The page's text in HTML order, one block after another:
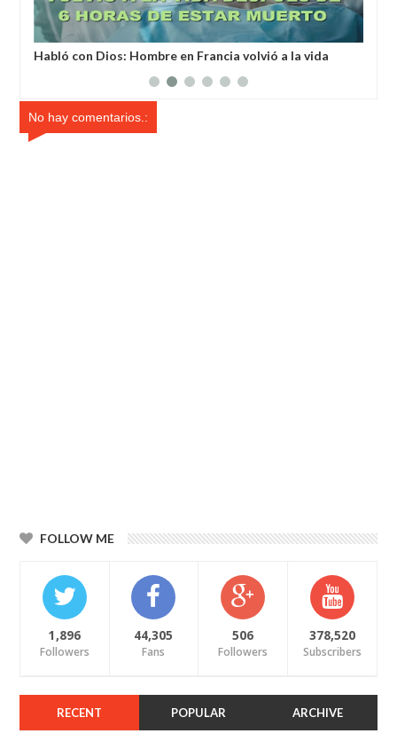
Habló con Dios: Hombre en Francia volvió a la vida
No hay comentarios.:
FOLLOW ME
1,896
Followers
44,305
Fans
506
Followers
378,520
Subscribers
RECENT POPULAR ARCHIVE